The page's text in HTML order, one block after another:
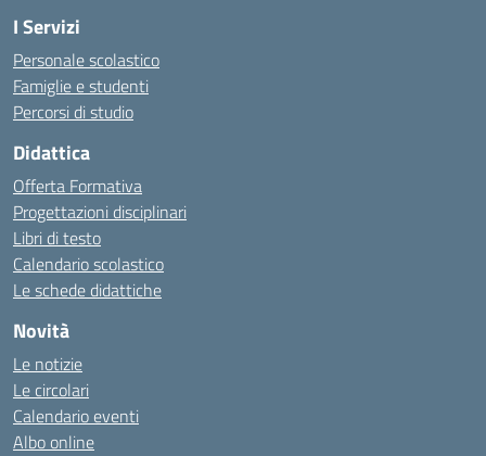
I Servizi
Personale scolastico
Famiglie e studenti
Percorsi di studio
Didattica
Offerta Formativa
Progettazioni disciplinari
Libri di testo
Calendario scolastico
Le schede didattiche
Novità
Le notizie
Le circolari
Calendario eventi
Albo online